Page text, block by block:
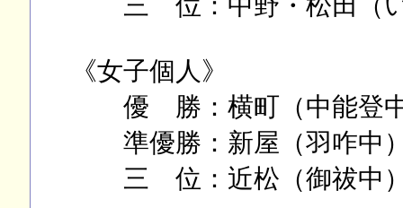
《女子個人》
優 勝：横町（中能登
準優勝：新屋（羽咋中
三 位：近松（御祓中）